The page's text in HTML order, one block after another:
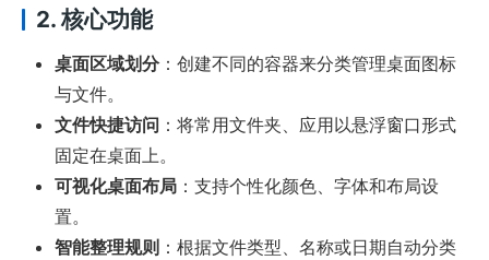
2. 核心功能
桌面区域划分：创建不同的容器来分类管理桌面图标
与文件。
文件快捷访问 ：将常用文件夹、应用以悬浮窗口形式
固定在桌面上。
可视化桌面布局 ：支持个性化颜色、字体和布局设
置。
智能整理规则 ：根据文件类型、名称或日期自动分类